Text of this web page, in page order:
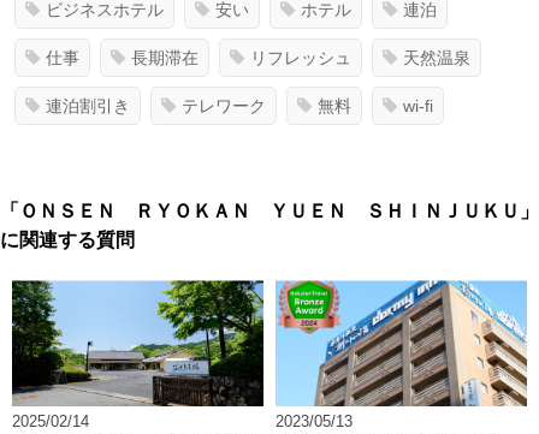
ビジネスホテル 安い ホテル 連泊
仕事 長期滞在 リフレッシュ 天然温泉
連泊割引き テレワーク 無料 wi-fi
「ＯＮＳＥＮ ＲＹＯＫＡＮ ＹＵＥＮ ＳＨＩＮＪＵＫＵ」
に関連する質問
2025/02/14
2023/05/13